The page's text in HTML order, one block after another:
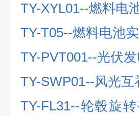
TY-XYL01--燃料电
TY-T05--燃料电池
TY-PVT001--光伏
TY-SWP01--风光
TY-FL31--轮毂旋